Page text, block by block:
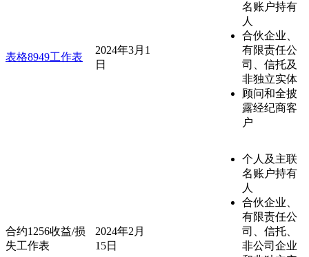
表格8949工作表
2024年3月1
日
名账户持有
人
合伙企业、
有限责任公
司、信托及
非独立实体
顾问和全披
露经纪商客
户
合约1256收益/损
失工作表
2024年2月
15日
个人及主联
名账户持有
人
合伙企业、
有限责任公
司、信托、
非公司企业